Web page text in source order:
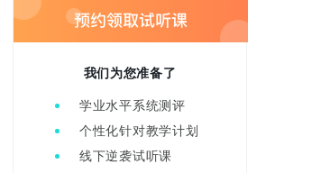
我们为您准备了
学业水平系统测评
个性化针对教学计划
线下逆袭试听课